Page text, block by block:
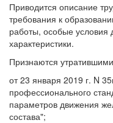
Приводится описание
требования к
работы, особые условия
характеристики.
Признаются
от 23 января 2019 г. N
профессионального
параметров движения
состава";